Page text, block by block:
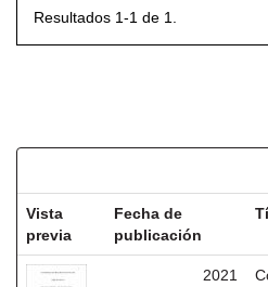
Resultados 1-1 de 1.
Vista
previa
Fecha de
publicación
2021